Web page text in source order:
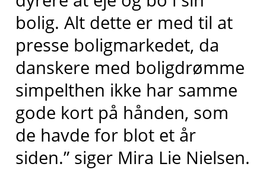
bolig. Alt dette er med til at
presse boligmarkedet, da
danskere med boligdrømme
simpelthen ikke har samme
gode kort på hånden, som
de havde for blot et år
siden.” siger Mira Lie Nielsen.